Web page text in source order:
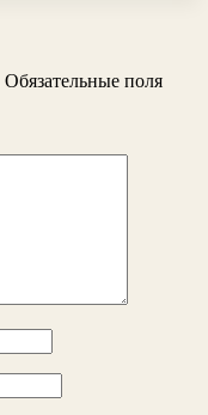
Обязательные поля